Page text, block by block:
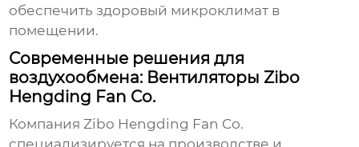
обеспечить здоровый микроклимат в
помещении.
Современные решения для
воздухообмена: Вентиляторы Zibo
Hengding Fan Co.
КомпанияZibo Hengding Fan Co.